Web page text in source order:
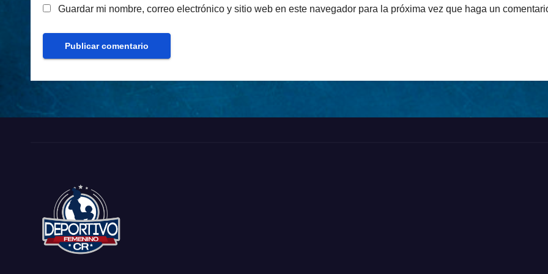
Guardar mi nombre, correo electrónico y sitio web en este navegador para la próxima vez que haga un